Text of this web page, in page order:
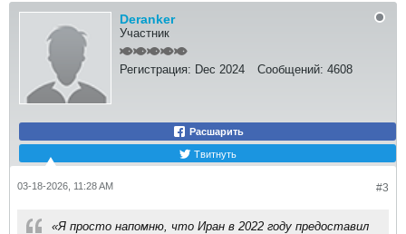
Deranker
Участник
Регистрация: Dec 2024 Сообщений: 4608
Расшарить
Твитнуть
#3
03-18-2026, 11:28 AM
«Я просто напомню, что Иран в 2022 году предоставил